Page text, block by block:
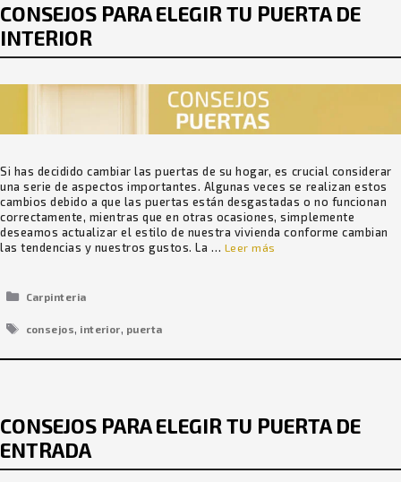
CONSEJOS PARA ELEGIR TU PUERTA DE
INTERIOR
Si has decidido cambiar las puertas de su hogar, es crucial considerar
una serie de aspectos importantes. Algunas veces se realizan estos
cambios debido a que las puertas están desgastadas o no funcionan
correctamente, mientras que en otras ocasiones, simplemente
deseamos actualizar el estilo de nuestra vivienda conforme cambian
las tendencias y nuestros gustos. La … Leer más
Categorías
Carpinteria
Etiquetas
consejos, interior, puerta
CONSEJOS PARA ELEGIR TU PUERTA DE
ENTRADA